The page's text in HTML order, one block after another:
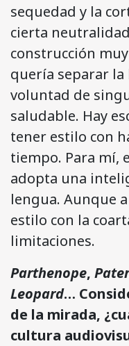
sequedad y la
cierta
construcción
quería separar
voluntad de
saludable. Hay
tener estilo con
tiempo. Para mí,
adopta una
lengua. Aunque
estilo con la
limitaciones.
Parthenope,
Leopard…
de la mirada,
cultura